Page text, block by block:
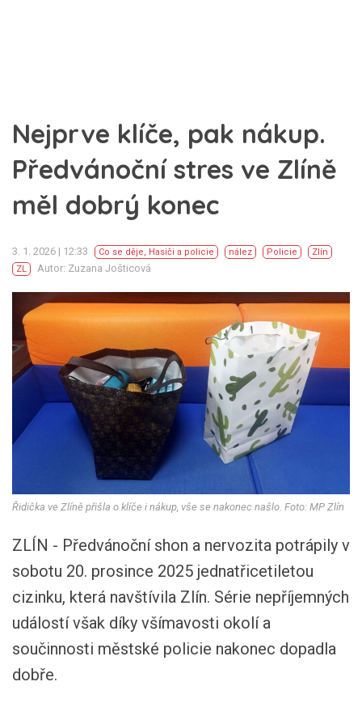
Nejprve klíče, pak nákup.
Předvánoční stres ve Zlíně
měl dobrý konec
3. 1. 2026 | 12:33 Co se děje, Hasiči a policie nález Policie
Zlín
ZL
Autor: Zuzana Jošticová
Řidička ve Zlíně přišla o klíče i nákup, vše se nakonec našlo. Foto: MP Zlín
ZLÍN - Předvánoční shon a nervozita potrápily v
sobotu 20. prosince 2025 jednatřicetiletou
cizinku, která navštívila Zlín. Série nepříjemných
událostí však díky všímavosti okolí a
součinnosti městské policie nakonec dopadla
dobře.